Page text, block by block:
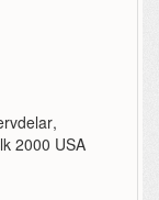
,
2000 USA